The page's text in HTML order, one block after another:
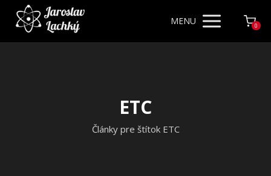
MENU 0
ETC
Články pre štítok ETC